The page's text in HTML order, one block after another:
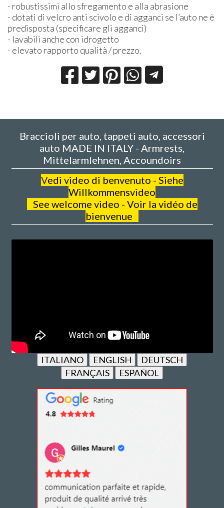
- robustissimi allo sfregamento e alla abrasione
- dotati di velcro anti scivolo e di agganci se l’auto ne è
predisposta (specificare gli agganci)
- lavabili anche con idrogetto
- elevato rapporto qualità / prezzo.
Braccioli per auto, tappeti auto, accessori
auto MADE IN ITALY - Armrests,
Mittelarmlehnen, Accoundoirs
Vedi video di benvenuto - Siehe
Willkommensvideo
See welcome video - Voir la vidéo de
bienvenue
ITALIANO ENGLISH
DEUTSCH
FRANÇAIS
ESPAÑOL